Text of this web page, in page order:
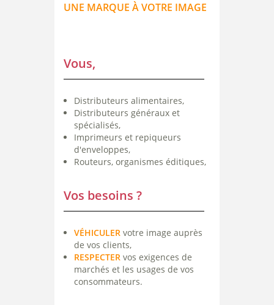
UNE MARQUE À VOTRE IMAGE
Vous,
Distributeurs alimentaires,
Distributeurs généraux et
spécialisés,
Imprimeurs et repiqueurs
d'enveloppes,
Routeurs, organismes éditiques,
Vos besoins ?
VÉHICULER votre image auprès
de vos clients,
RESPECTER vos exigences de
marchés et les usages de vos
consommateurs.